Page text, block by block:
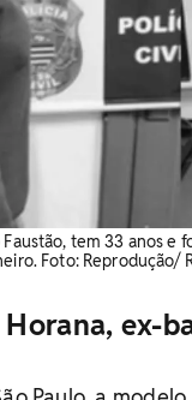
tem 33 anos e
Foto: Reprodução/
ex-